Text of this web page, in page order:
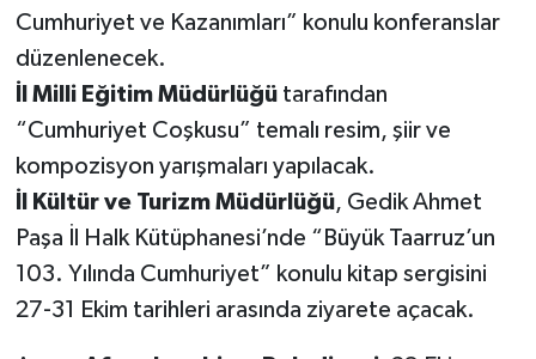
Cumhuriyet ve Kazanımları” konulu konferanslar
düzenlenecek.
İl Milli Eğitim Müdürlüğütarafından
“Cumhuriyet Coşkusu” temalı resim, şiir ve
kompozisyon yarışmaları yapılacak.
İl Kültür ve Turizm Müdürlüğü, Gedik Ahmet
Paşa İl Halk Kütüphanesi’nde “Büyük Taarruz’un
103. Yılında Cumhuriyet” konulu kitap sergisini
27-31 Ekim tarihleri arasında ziyarete açacak.